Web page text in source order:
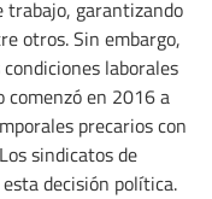
trabajo, garantizando
otros. Sin embargo,
laborales
comenzó en 2016 a
precarios con
sindicatos de
decisión política.